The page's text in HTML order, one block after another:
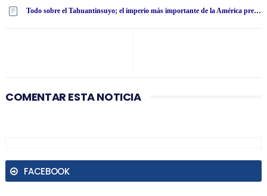
Todo sobre el Tahuantinsuyo; el imperio más importante de la América precolombina
COMENTAR ESTA NOTICIA
FACEBOOK